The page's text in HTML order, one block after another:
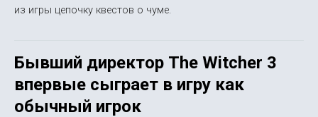
из игры цепочку квестов о чуме.
Бывший директор The Witcher 3
впервые сыграет в игру как
обычный игрок